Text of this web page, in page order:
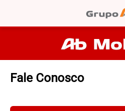
Fale Conosco